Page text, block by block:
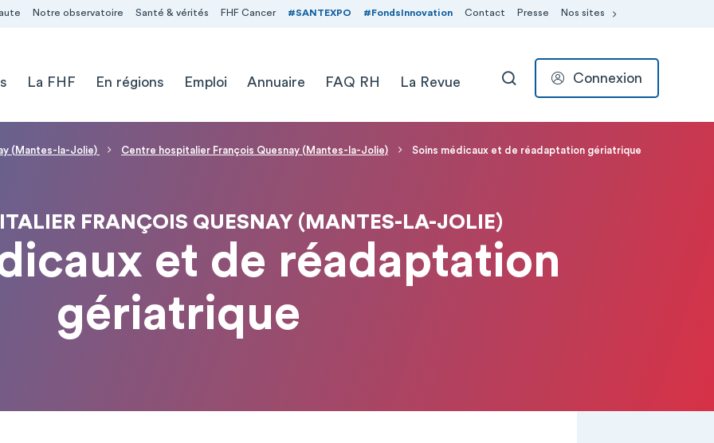
Notre observatoire Santé & vérités FHF Cancer #SANTEXPO #FondsInnovation Contact Presse Nos sites
La FHF En régions Emploi Annuaire FAQ RH La Revue RECHERCHER
Connexion
(Mantes-la-Jolie) Centre hospitalier François Quesnay (Mantes-la-Jolie) Soins médicaux et de réadaptation gériatrique
FRANÇOIS QUESNAY (MANTES-LA-JOLIE)
et de réadaptation
gériatrique